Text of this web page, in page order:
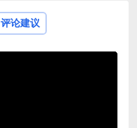
评论建议